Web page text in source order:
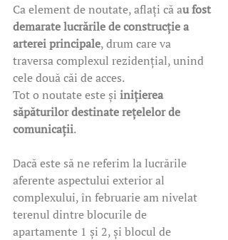
Ca element de noutate, aflați că au fost
demarate lucrările de construcție a
arterei principale, drum care va
traversa complexul rezidențial, unind
cele două căi de acces.
Tot o noutate este și inițierea
săpăturilor destinate rețelelor de
comunicații.
Dacă este să ne referim la lucrările
aferente aspectului exterior al
complexului, în februarie am nivelat
terenul dintre blocurile de
apartamente 1 și 2, și blocul de